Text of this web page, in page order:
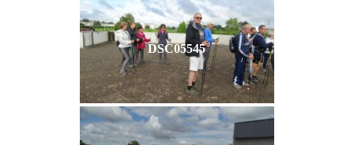
DSC05545